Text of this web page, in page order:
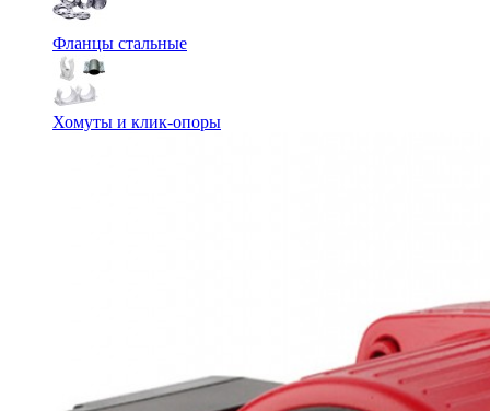
Фланцы стальные
Хомуты и клик-опоры